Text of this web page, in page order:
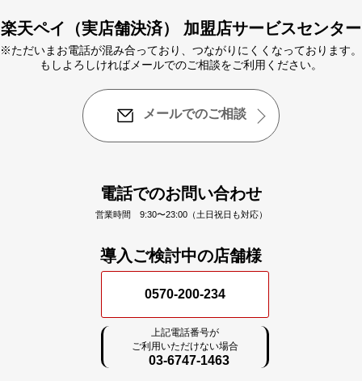
楽天ペイ（実店舗決済） 加盟店サービスセンター
※ただいまお電話が混み合っており、つながりにくくなっております。
もしよろしければメールでのご相談をご利用ください。
メールでのご相談
電話でのお問い合わせ
営業時間 9:30〜23:00（土日祝日も対応）
導入ご検討中の店舗様
0570-200-234
上記電話番号が
ご利用いただけない場合
03-6747-1463